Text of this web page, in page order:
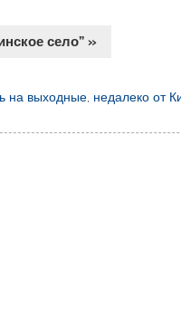
село” »
на выходные, недалеко от